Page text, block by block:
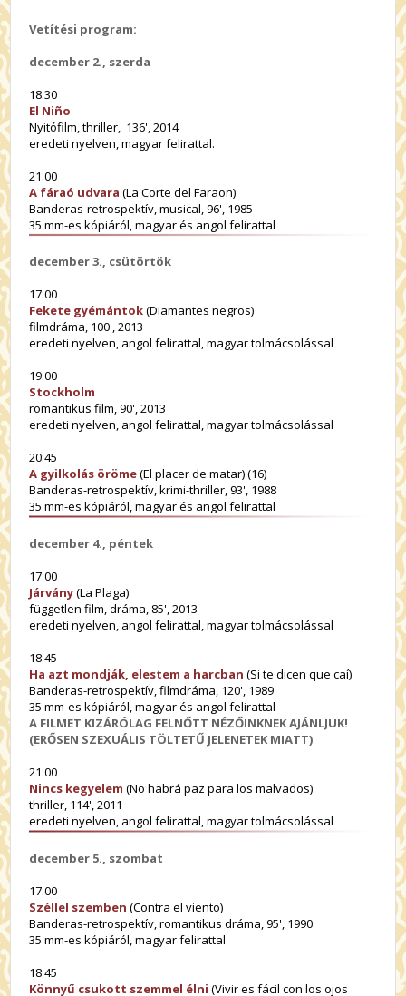
Vetítési program:
december 2., szerda
18:30
El Niño
Nyitófilm, thriller, 136', 2014
eredeti nyelven, magyar felirattal.
21:00
A fáraó udvara (La Corte del Faraon)
Banderas-retrospektív, musical, 96', 1985
35 mm-es kópiáról, magyar és angol felirattal
december 3., csütörtök
17:00
Fekete gyémántok(Diamantes negros)
filmdráma, 100', 2013
eredeti nyelven, angol felirattal, magyar tolmácsolással
19:00
Stockholm
romantikus film, 90', 2013
eredeti nyelven, angol felirattal, magyar tolmácsolással
20:45
A gyilkolás öröme(El placer de matar) (16)
Banderas-retrospektív, krimi-thriller, 93', 1988
35 mm-es kópiáról, magyar és angol felirattal
december 4., péntek
17:00
Járvány(La Plaga)
független film, dráma, 85', 2013
eredeti nyelven, angol felirattal, magyar tolmácsolással
18:45
Ha azt mondják, elestem a harcban (Si te dicen que caí)
Banderas-retrospektív, filmdráma, 120', 1989
35 mm-es kópiáról, magyar és angol felirattal
A FILMET KIZÁRÓLAG FELNŐTT NÉZŐINKNEK AJÁNLJUK!
(ERŐSEN SZEXUÁLIS TÖLTETŰ JELENETEK MIATT)
21:00
Nincs kegyelem (No habrá paz para los malvados)
thriller, 114', 2011
eredeti nyelven, angol felirattal, magyar tolmácsolással
december 5., szombat
17:00
Széllel szemben (Contra el viento)
Banderas-retrospektív, romantikus dráma, 95', 1990
35 mm-es kópiáról, magyar felirattal
18:45
Könnyű csukott szemmel élni (Vivir es fácil con los ojos